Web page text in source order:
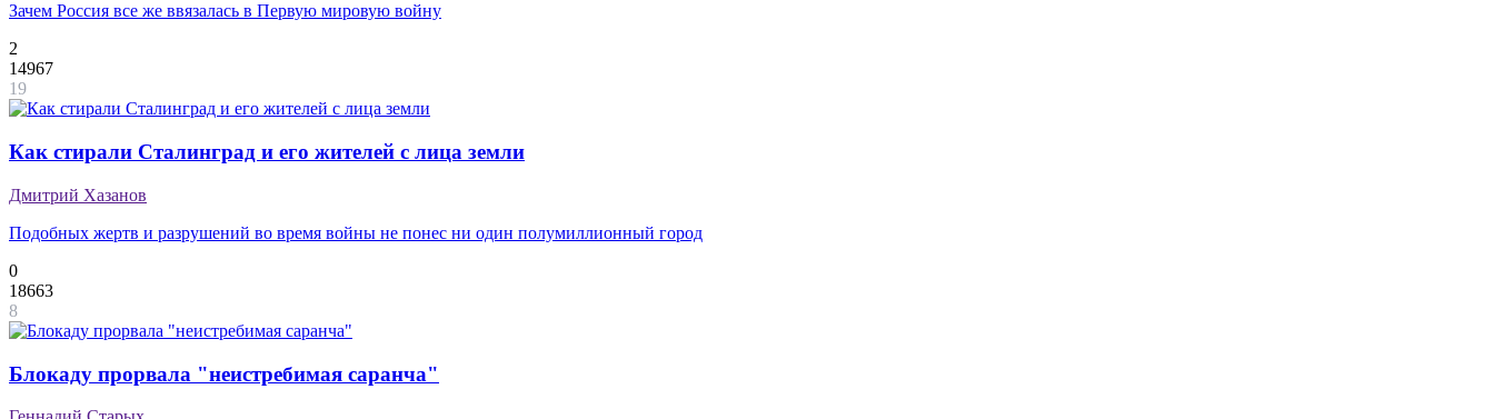
Зачем Россия все же ввязалась в Первую мировую войну
2
14967
19
Как стирали Сталинград и его жителей с лица земли
Дмитрий Хазанов
Подобных жертв и разрушений во время войны не понес ни один полумиллионный город
0
18663
8
Блокаду прорвала "неистребимая саранча"